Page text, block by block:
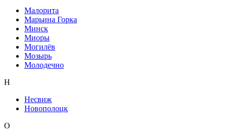
Малорита
Марьина Горка
Минск
Миоры
Могилёв
Мозырь
Молодечно
Н
Несвиж
Новополоцк
О